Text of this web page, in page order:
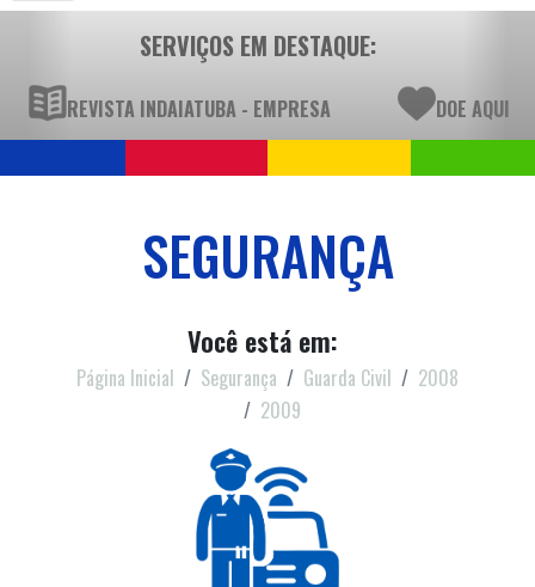
SERVIÇOS EM DESTAQUE:
REVISTA INDAIATUBA - EMPRESA DOE AQUI
SEGURANÇA
Você está em:
Página Inicial Segurança Guarda Civil
2008
2009